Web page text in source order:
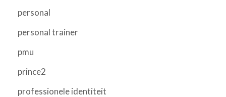
personal
personal trainer
pmu
prince2
professionele identiteit